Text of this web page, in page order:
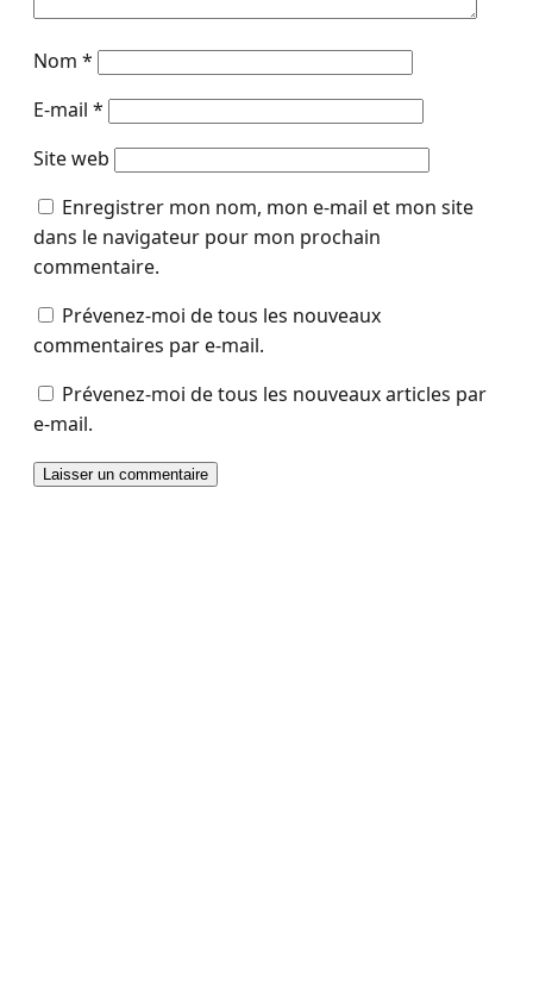
Nom *
E-mail *
Site web
Enregistrer mon nom, mon e-mail et mon site
dans le navigateur pour mon prochain
commentaire.
Prévenez-moi de tous les nouveaux
commentaires par e-mail.
Prévenez-moi de tous les nouveaux articles par
e-mail.